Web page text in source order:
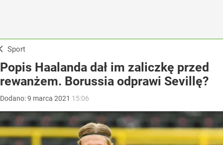
Sport
Popis Haalanda dał im zaliczkę przed
rewanżem. Borussia odprawi Sevillę?
Dodano:9 marca 2021 15:06